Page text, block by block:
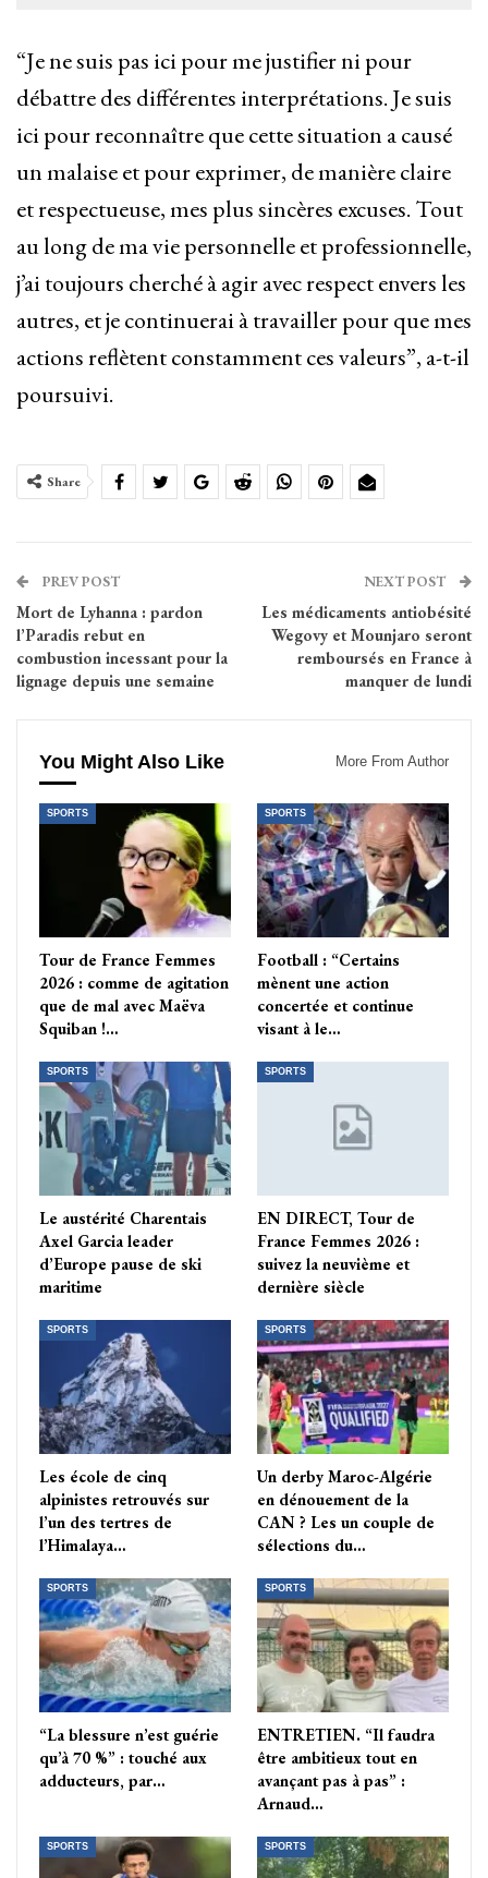
“Je ne suis pas ici pour me justifier ni pour
débattre des différentes interprétations. Je suis
ici pour reconnaître que cette situation a causé
un malaise et pour exprimer, de manière claire
et respectueuse, mes plus sincères excuses. Tout
au long de ma vie personnelle et professionnelle,
j’ai toujours cherché à agir avec respect envers les
autres, et je continuerai à travailler pour que mes
actions reflètent constamment ces valeurs”, a-t-il
poursuivi.
Share
PREV POST
Mort de Lyhanna : pardon
l’Paradis rebut en
combustion incessant pour la
lignage depuis une semaine
NEXT POST
Les médicaments antiobésité
Wegovy et Mounjaro seront
remboursés en France à
manquer de lundi
You Might Also Like More From Author
SPORTS
Tour de France Femmes
2026 : comme de agitation
que de mal avec Maëva
Squiban !…
SPORTS
Football : “Certains
mènent une action
concertée et continue
visant à le…
SPORTS
Le austérité Charentais
Axel Garcia leader
d’Europe pause de ski
maritime
SPORTS
EN DIRECT, Tour de
France Femmes 2026 :
suivez la neuvième et
dernière siècle
SPORTS
Les école de cinq
alpinistes retrouvés sur
l’un des tertres de
l’Himalaya…
SPORTS
Un derby Maroc-Algérie
en dénouement de la
CAN ? Les un couple de
sélections du…
SPORTS
“La blessure n’est guérie
qu’à 70 %” : touché aux
adducteurs, par…
SPORTS
ENTRETIEN. “Il faudra
être ambitieux tout en
avançant pas à pas” :
Arnaud…
SPORTS SPORTS